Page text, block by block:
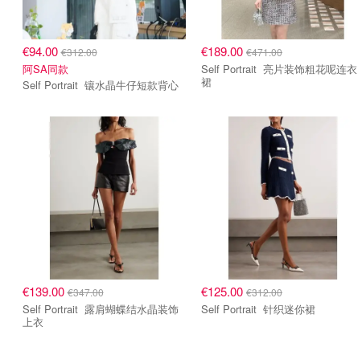
€94.00€312.00
阿SA同款
Self Portrait 镶水晶牛仔短款背心
€189.00 €471.00
Self Portrait 亮片装饰粗花呢连衣
裙
€139.00€347.00
Self Portrait 露肩蝴蝶结水晶装饰
上衣
€125.00 €312.00
Self Portrait 针织迷你裙